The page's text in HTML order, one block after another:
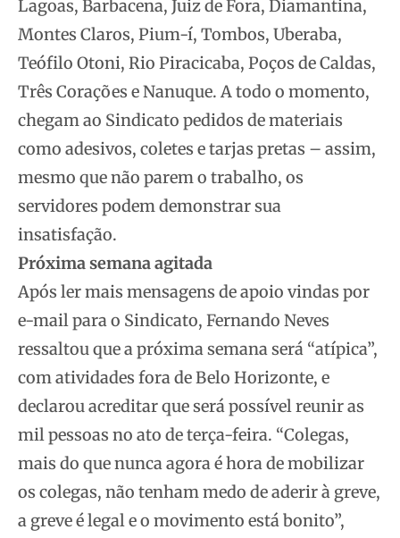
Lagoas, Barbacena, Juiz de Fora, Diamantina,
Montes Claros, Pium-í, Tombos, Uberaba,
Teófilo Otoni, Rio Piracicaba, Poços de Caldas,
Três Corações e Nanuque. A todo o momento,
chegam ao Sindicato pedidos de materiais
como adesivos, coletes e tarjas pretas – assim,
mesmo que não parem o trabalho, os
servidores podem demonstrar sua
insatisfação.
Próxima semana agitada
Após ler mais mensagens de apoio vindas por
e-mail para o Sindicato, Fernando Neves
ressaltou que a próxima semana será “atípica”,
com atividades fora de Belo Horizonte, e
declarou acreditar que será possível reunir as
mil pessoas no ato de terça-feira. “Colegas,
mais do que nunca agora é hora de mobilizar
os colegas, não tenham medo de aderir à greve,
a greve é legal e o movimento está bonito”,